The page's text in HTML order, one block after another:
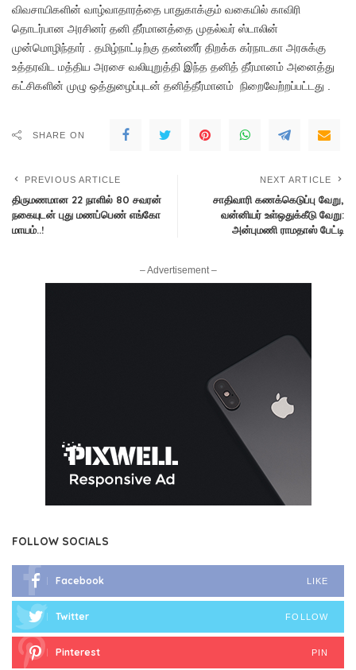
விவசாயிகளின் வாழ்வாதாரத்தை பாதுகாக்கும் வகையில் காவிரி
தொடர்பான அரசினர் தனி தீர்மானத்தை முதல்வர் ஸ்டாலின்
முன்மொழிந்தார் . தமிழ்நாட்டிற்கு தண்ணீர் திறக்க கர்நாடகா அரசுக்கு
உத்தரவிட மத்திய அரசை வலியுறுத்தி இந்த தனித் தீர்மானம் அனைத்து
கட்சிகளின் முழு ஒத்துழைப்புடன் தனித்தீர்மானம் நிறைவேற்றப்பட்டது .
SHARE ON
PREVIOUS ARTICLE
திருமணமான 22 நாளில் 80 சவரன்
நகையுடன் புது மணப்பெண் எங்கோ
மாயம்..!
NEXT ARTICLE
சாதிவாரி கணக்கெடுப்பு வேறு,
வன்னியர் உள்ஒதுக்கீடு வேறு:
அன்புமணி ராமதாஸ் பேட்டி
– Advertisement –
FOLLOW SOCIALS
Facebook LIKE
Twitter FOLLOW
Pinterest PIN